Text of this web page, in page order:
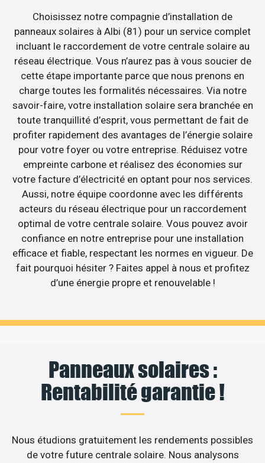
Choisissez notre compagnie d’installation de
panneaux solaires à Albi (81) pour un service complet
incluant le raccordement de votre centrale solaire au
réseau électrique. Vous n’aurez pas à vous soucier de
cette étape importante parce que nous prenons en
charge toutes les formalités nécessaires. Via notre
savoir-faire, votre installation solaire sera branchée en
toute tranquillité d’esprit, vous permettant de fait de
profiter rapidement des avantages de l’énergie solaire
pour votre foyer ou votre entreprise. Réduisez votre
empreinte carbone et réalisez des économies sur
votre facture d’électricité en optant pour nos services.
Aussi, notre équipe coordonne avec les différents
acteurs du réseau électrique pour un raccordement
optimal de votre centrale solaire. Vous pouvez avoir
confiance en notre entreprise pour une installation
efficace et fiable, respectant les normes en vigueur. De
fait pourquoi hésiter ? Faites appel à nous et profitez
d’une énergie propre et renouvelable !
Panneaux solaires :
Rentabilité garantie !
Nous étudions gratuitement les rendements possibles
de votre future centrale solaire. Nous analysons